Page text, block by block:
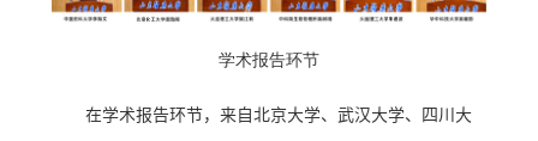
学术报告环节
在学术报告环节，来自北京大学、武汉大学、四川大